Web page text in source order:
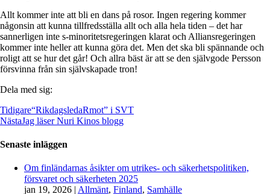
Allt kommer inte att bli en dans på rosor. Ingen regering kommer
någonsin att kunna tillfredsställa allt och alla hela tiden – det har
sannerligen inte s-minoritetsregeringen klarat och Alliansregeringen
kommer inte heller att kunna göra det. Men det ska bli spännande och
roligt att se hur det går! Och allra bäst är att se den självgode Persson
försvinna från sin självskapade tron!
Dela med sig:
Tidigare“RikdagsledaRmot” i SVT
NästaJag läser Nuri Kinos blogg
Senaste inläggen
Om finländarnas åsikter om utrikes- och säkerhetspolitiken,
försvaret och säkerheten 2025
jan 19, 2026 | Allmänt, Finland, Samhälle